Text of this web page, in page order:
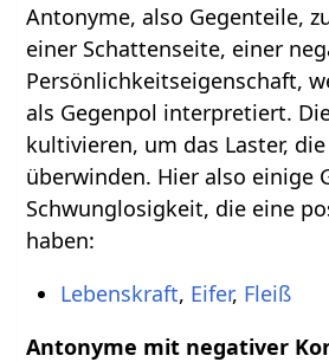
Antonyme, also Gegenteile,
einer Schattenseite, einer
Persönlichkeitseigenschaft,
als Gegenpol interpretiert.
kultivieren, um das Laster,
überwinden. Hier also einige
Schwunglosigkeit, die eine
haben:
Lebenskraft, Eifer, Fleiß
Antonyme mit negativer